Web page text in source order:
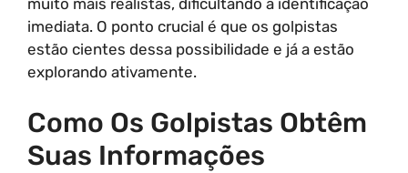
imediata. O ponto crucial é que os golpistas
estão cientes dessa possibilidade e já a estão
explorando ativamente.
Como Os Golpistas Obtêm
Suas Informações